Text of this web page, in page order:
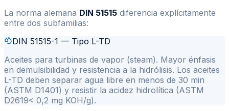
La norma alemana DIN 51515 diferencia explícitamente
entre dos subfamilias:
DIN 51515-1 — Tipo L-TD
Aceites para turbinas de vapor (steam). Mayor énfasis
en demulsibilidad y resistencia a la hidrólisis. Los aceites
L-TD deben separar agua libre en menos de 30 min
(ASTM D1401) y resistir la acidez hidrolítica (ASTM
D2619< 0,2 mg KOH/g).